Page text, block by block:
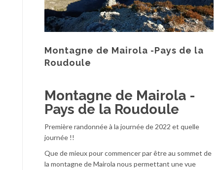
Montagne de Mairola -Pays de la
Roudoule
Montagne de Mairola -
Pays de la Roudoule
Première randonnée à la journée de 2022 et quelle
journée !!
Que de mieux pour commencer par être au sommet de
la montagne de Mairola nous permettant une vue